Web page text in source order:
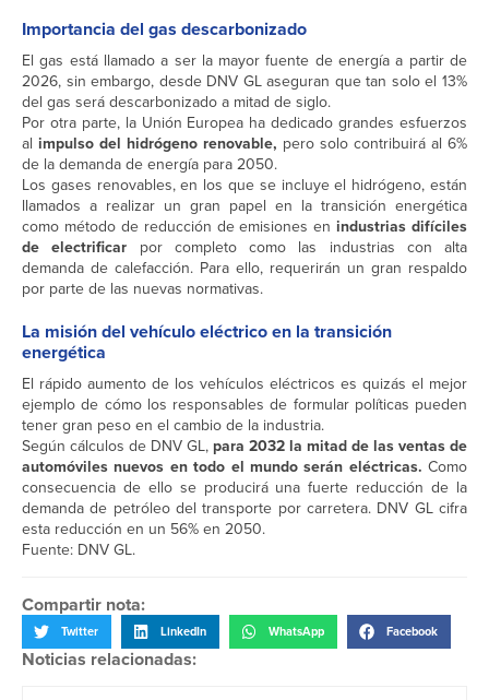
Importancia del gas descarbonizado
El gas está llamado a ser la mayor fuente de energía a partir de
2026, sin embargo, desde DNV GL aseguran que tan solo el 13%
del gas será descarbonizado a mitad de siglo.
Por otra parte, la Unión Europea ha dedicado grandes esfuerzos
al impulso del hidrógeno renovable, pero solo contribuirá al 6%
de la demanda de energía para 2050.
Los gases renovables, en los que se incluye el hidrógeno, están
llamados a realizar un gran papel en la transición energética
como método de reducción de emisiones en industrias difíciles
de electrificar por completo como las industrias con alta
demanda de calefacción. Para ello, requerirán un gran respaldo
por parte de las nuevas normativas.
La misión del vehículo eléctrico en la transición
energética
El rápido aumento de los vehículos eléctricos es quizás el mejor
ejemplo de cómo los responsables de formular políticas pueden
tener gran peso en el cambio de la industria.
Según cálculos de DNV GL, para 2032 la mitad de las ventas de
automóviles nuevos en todo el mundo serán eléctricas. Como
consecuencia de ello se producirá una fuerte reducción de la
demanda de petróleo del transporte por carretera. DNV GL cifra
esta reducción en un 56% en 2050.
Fuente: DNV GL.
Compartir nota:
Twitter LinkedIn WhatsApp Facebook
Noticias relacionadas: